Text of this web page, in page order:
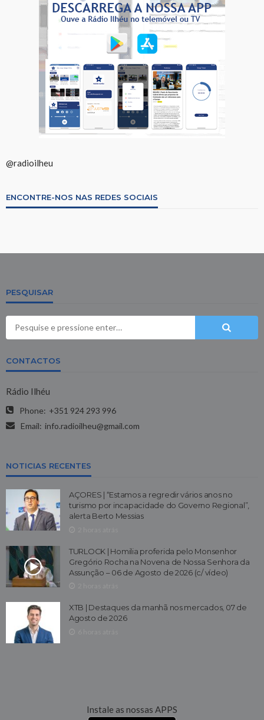
@radioilheu
ENCONTRE-NOS NAS REDES SOCIAIS
PESQUISAR
CONTACTOS
Rádio Ilhéu
Phone: +351 924 293 996
Email: info.radioilheu@gmail.com
NOTICIAS RECENTES
AÇORES | “Estamos a regredir vários anos no
turismo por incapacidade do Governo Regional”,
alerta Berto Messias
TURLOCK | Homilia proferida pelo Monsenhor
Gregório Rocha na Novena de Nossa Senhora da
Assunção – 06 de Agosto de 2026 (c/ vídeo)
XTB | Destaques da manhã nos mercados, 07 de
Agosto de 2026
Instale as nossas APPS